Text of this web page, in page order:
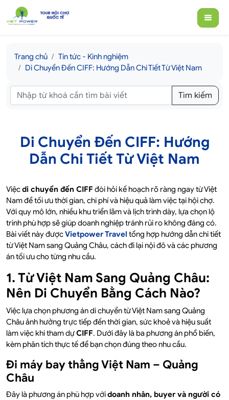
Trang chủ
Tin tức - Kinh nghiệm
Di Chuyển Đến CIFF: Hướng Dẫn Chi Tiết Từ Việt Nam
Tìm kiếm
Di Chuyển Đến CIFF: Hướng
Dẫn Chi Tiết Từ Việt Nam
Việcdi chuyển đến CIFF đòi hỏi kế hoạch rõ ràng ngay từ Việt
Nam để tối ưu thời gian, chi phí và hiệu quả làm việc tại hội chợ.
Với quy mô lớn, nhiều khu triển lãm và lịch trình dày, lựa chọn lộ
trình phù hợp sẽ giúp doanh nghiệp tránh rủi ro không đáng có.
Bài viết này đượcVietpower Travel tổng hợp hướng dẫn chi tiết
từ Việt Nam sang Quảng Châu, cách đi lại nội đô và các phương
án tối ưu cho từng nhu cầu.
1. Từ Việt Nam Sang Quảng Châu:
Nên Di Chuyển Bằng Cách Nào?
Việc lựa chọn phương án di chuyển từ Việt Nam sang Quảng
Châu ảnh hưởng trực tiếp đến thời gian, sức khoẻ và hiệu suất
làm việc khi tham dựCIFF. Dưới đây là ba phương án phổ biến,
kèm phân tích thực tế để bạn chọn đúng theo nhu cầu.
Đi máy bay thẳng Việt Nam – Quảng
Châu
Đây là phương án phù hợp vớidoanh nhân, buyer và người có